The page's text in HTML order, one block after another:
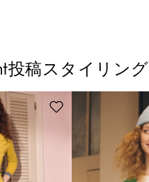
投稿スタイリング